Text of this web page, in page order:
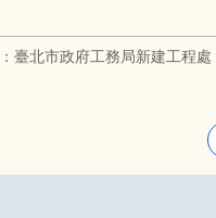
臺北市政府工務局新建工程處